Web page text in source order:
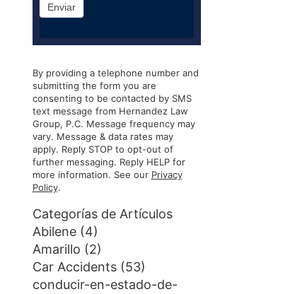
Enviar
By providing a telephone number and
submitting the form you are
consenting to be contacted by SMS
text message from Hernandez Law
Group, P.C. Message frequency may
vary. Message & data rates may
apply. Reply STOP to opt-out of
further messaging. Reply HELP for
more information. See our Privacy
Policy.
Categorías de Artículos
Abilene(4)
Amarillo (2)
Car Accidents(53)
conducir-en-estado-de-